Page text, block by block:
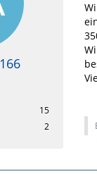
15
2